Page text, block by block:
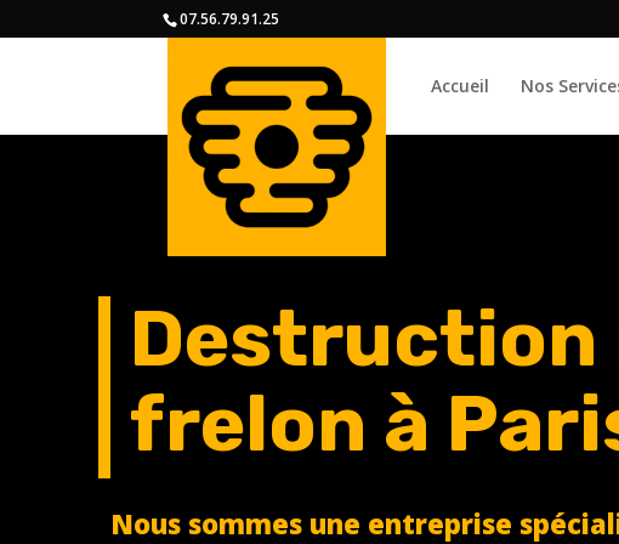
07.56.79.91.25
Accueil Nos
Destruction
frelon à
Nous sommes une entreprise